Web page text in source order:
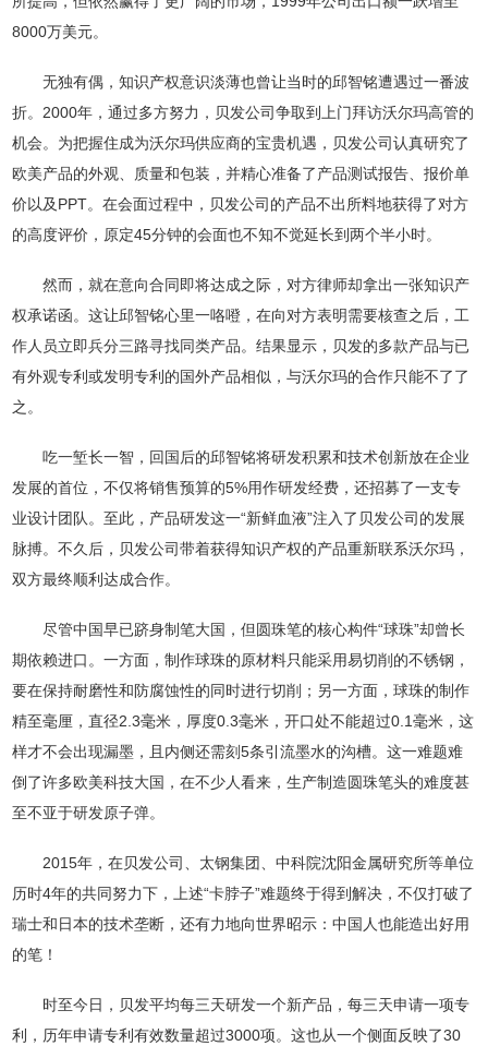
8000万美元。
无独有偶，知识产权意识淡薄也曾让当时的邱智铭遭遇过一番波
折。2000年，通过多方努力，贝发公司争取到上门拜访沃尔玛高管的
机会。为把握住成为沃尔玛供应商的宝贵机遇，贝发公司认真研究了
欧美产品的外观、质量和包装，并精心准备了产品测试报告、报价单
价以及PPT。在会面过程中，贝发公司的产品不出所料地获得了对方
的高度评价，原定45分钟的会面也不知不觉延长到两个半小时。
然而，就在意向合同即将达成之际，对方律师却拿出一张知识产
权承诺函。这让邱智铭心里一咯噔，在向对方表明需要核查之后，工
作人员立即兵分三路寻找同类产品。结果显示，贝发的多款产品与已
有外观专利或发明专利的国外产品相似，与沃尔玛的合作只能不了了
之。
吃一堑长一智，回国后的邱智铭将研发积累和技术创新放在企业
发展的首位，不仅将销售预算的5%用作研发经费，还招募了一支专
业设计团队。至此，产品研发这一“新鲜血液”注入了贝发公司的发展
脉搏。不久后，贝发公司带着获得知识产权的产品重新联系沃尔玛，
双方最终顺利达成合作。
尽管中国早已跻身制笔大国，但圆珠笔的核心构件“球珠”却曾长
期依赖进口。一方面，制作球珠的原材料只能采用易切削的不锈钢，
要在保持耐磨性和防腐蚀性的同时进行切削；另一方面，球珠的制作
精至毫厘，直径2.3毫米，厚度0.3毫米，开口处不能超过0.1毫米，这
样才不会出现漏墨，且内侧还需刻5条引流墨水的沟槽。这一难题难
倒了许多欧美科技大国，在不少人看来，生产制造圆珠笔头的难度甚
至不亚于研发原子弹。
2015年，在贝发公司、太钢集团、中科院沈阳金属研究所等单位
历时4年的共同努力下，上述“卡脖子”难题终于得到解决，不仅打破了
瑞士和日本的技术垄断，还有力地向世界昭示：中国人也能造出好用
的笔！
时至今日，贝发平均每三天研发一个新产品，每三天申请一项专
利，历年申请专利有效数量超过3000项。这也从一个侧面反映了30